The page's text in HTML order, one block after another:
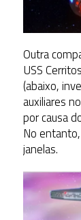
Outra
USS
(abaixo,
auxiliares
por causa
No
janelas.